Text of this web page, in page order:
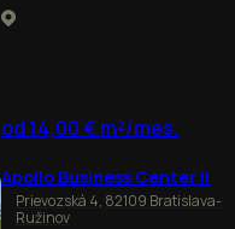
od 14,00 € m²/mes.
Apollo Business Center II
Prievozská 4, 82109 Bratislava-
Ružinov